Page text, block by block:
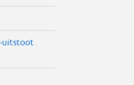
uitstoot